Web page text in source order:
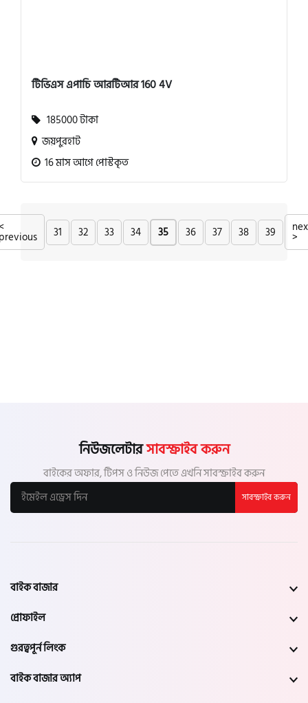
টিভিএস এপাচি আরটিআর 160 4V
185000 টাকা
জয়পুরহাট
16 মাস আগে পোস্টকৃত
31 32 33 34 35 36 37 38 39 >
নিউজলেটারসাবস্ক্রাইব করুন
বাইকের অফার, টিপস ও নিউজ পেতে এখনি সাবস্ক্রাইব করুন
সাবস্ক্রাইব করুন
বাইক বাজার
প্রোফাইল
গুরত্বপূর্ন লিংক
বাইক বাজার অ্যাপ